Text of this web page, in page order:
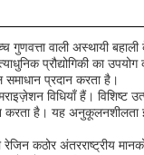
वाली अस्थायी
प्रौद्योगिकी का
प्रदान करता है।
विधियाँ हैं।
है। यह अनुकूलनशीलता
बी रेजिन कठोर